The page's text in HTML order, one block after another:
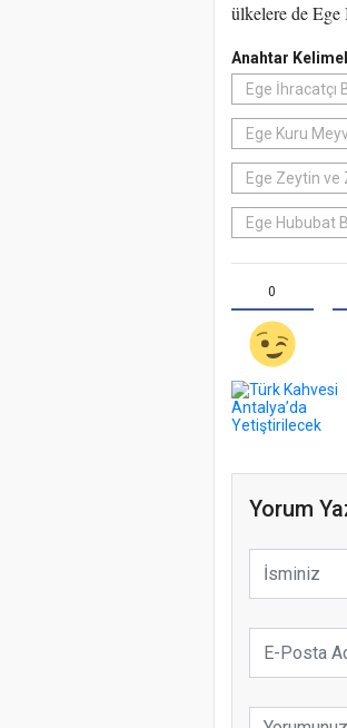
ülkelere de Ege
Anahtar
Ege İhracatçı
Ege Kuru
Ege Zeytin ve
Ege Hububat
0
Yorum